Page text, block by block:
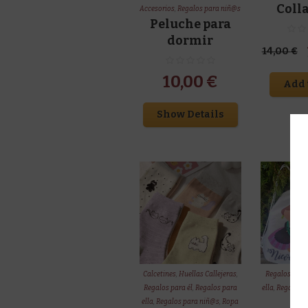
Accesorios,Regalos para niñ@s
Peluche para
dormir
10,00 €
Show Details
14,00€
Add
Calcetines, Huellas Callejeras,
Regalos para él, Regalos para
ella,Regalos para niñ@s,Ropa
Regalos para
ella,Regalos